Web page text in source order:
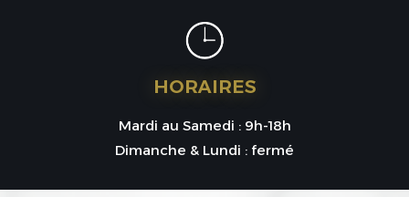
HORAIRES
Mardi au Samedi : 9h-18h
Dimanche & Lundi : fermé